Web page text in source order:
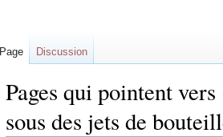
Pages qui pointent
sous des jets de
Page Discussion